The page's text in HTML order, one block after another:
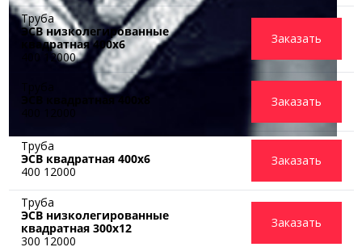
Труба
ЭСВ низколегированные
квадратная 400x6
400 12000
Заказать
ЭСВ квадратная 400х8
400 12000
Заказать
Труба
ЭСВ квадратная 400х6
400 12000
Заказать
Труба
ЭСВ низколегированные
квадратная 300x12
300 12000
Заказать